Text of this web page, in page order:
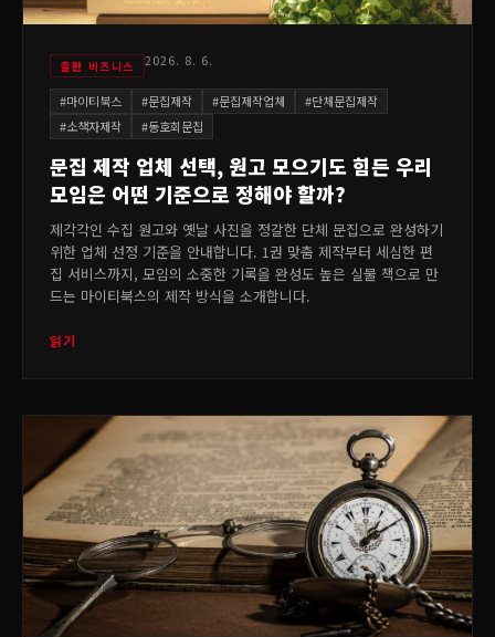
출판 비즈니스 2026. 8. 6.
#마이티북스 #문집제작 #문집제작업체 #단체문집제작
#소책자제작 #동호회문집
문집 제작 업체 선택, 원고 모으기도 힘든 우리
모임은 어떤 기준으로 정해야 할까?
제각각인 수집 원고와 옛날 사진을 정갈한 단체 문집으로 완성하기
위한 업체 선정 기준을 안내합니다. 1권 맞춤 제작부터 세심한 편
집 서비스까지, 모임의 소중한 기록을 완성도 높은 실물 책으로 만
드는 마이티북스의 제작 방식을 소개합니다.
읽기